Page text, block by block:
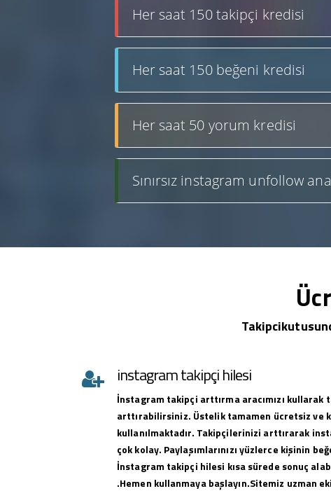
Her saat 150 takipçi kredisi
Her saat 150 beğeni kredisi
Her saat 50 yorum kredisi
Sınırsız instagram unfollow
instagram takipçi hilesi
İnstagram takipçi arttırma aracımızı kullarak
arttırabilirsiniz. Üstelik tamamen ücretsiz ve
kullanılmaktadır. Takipçilerinizi arttırarak
çok kolay. Paylaşımlarınızı yüzlerce kişinin
İnstagram takipçi hilesi kısa sürede sonuç
.Hemen kullanmaya başlayın.Sitemiz uzman